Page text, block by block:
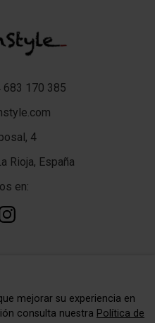
683 170 385
4
Rioja, España
en:
add
mejorar su experiencia en
consulta nuestra Política de